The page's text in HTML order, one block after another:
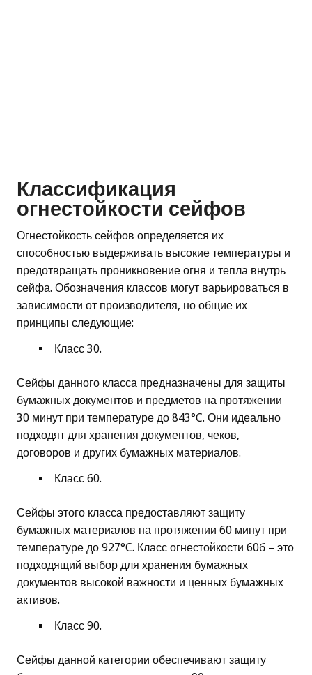
Классификация
огнестойкости сейфов
Огнестойкость сейфов определяется их
способностью выдерживать высокие температуры и
предотвращать проникновение огня и тепла внутрь
сейфа. Обозначения классов могут варьироваться в
зависимости от производителя, но общие их
принципы следующие:
Класс 30.
Сейфы данного класса предназначены для защиты
бумажных документов и предметов на протяжении
30 минут при температуре до 843°C. Они идеально
подходят для хранения документов, чеков,
договоров и других бумажных материалов.
Класс 60.
Сейфы этого класса предоставляют защиту
бумажных материалов на протяжении 60 минут при
температуре до 927°C. Класс огнестойкости 60б – это
подходящий выбор для хранения бумажных
документов высокой важности и ценных бумажных
активов.
Класс 90.
Сейфы данной категории обеспечивают защиту